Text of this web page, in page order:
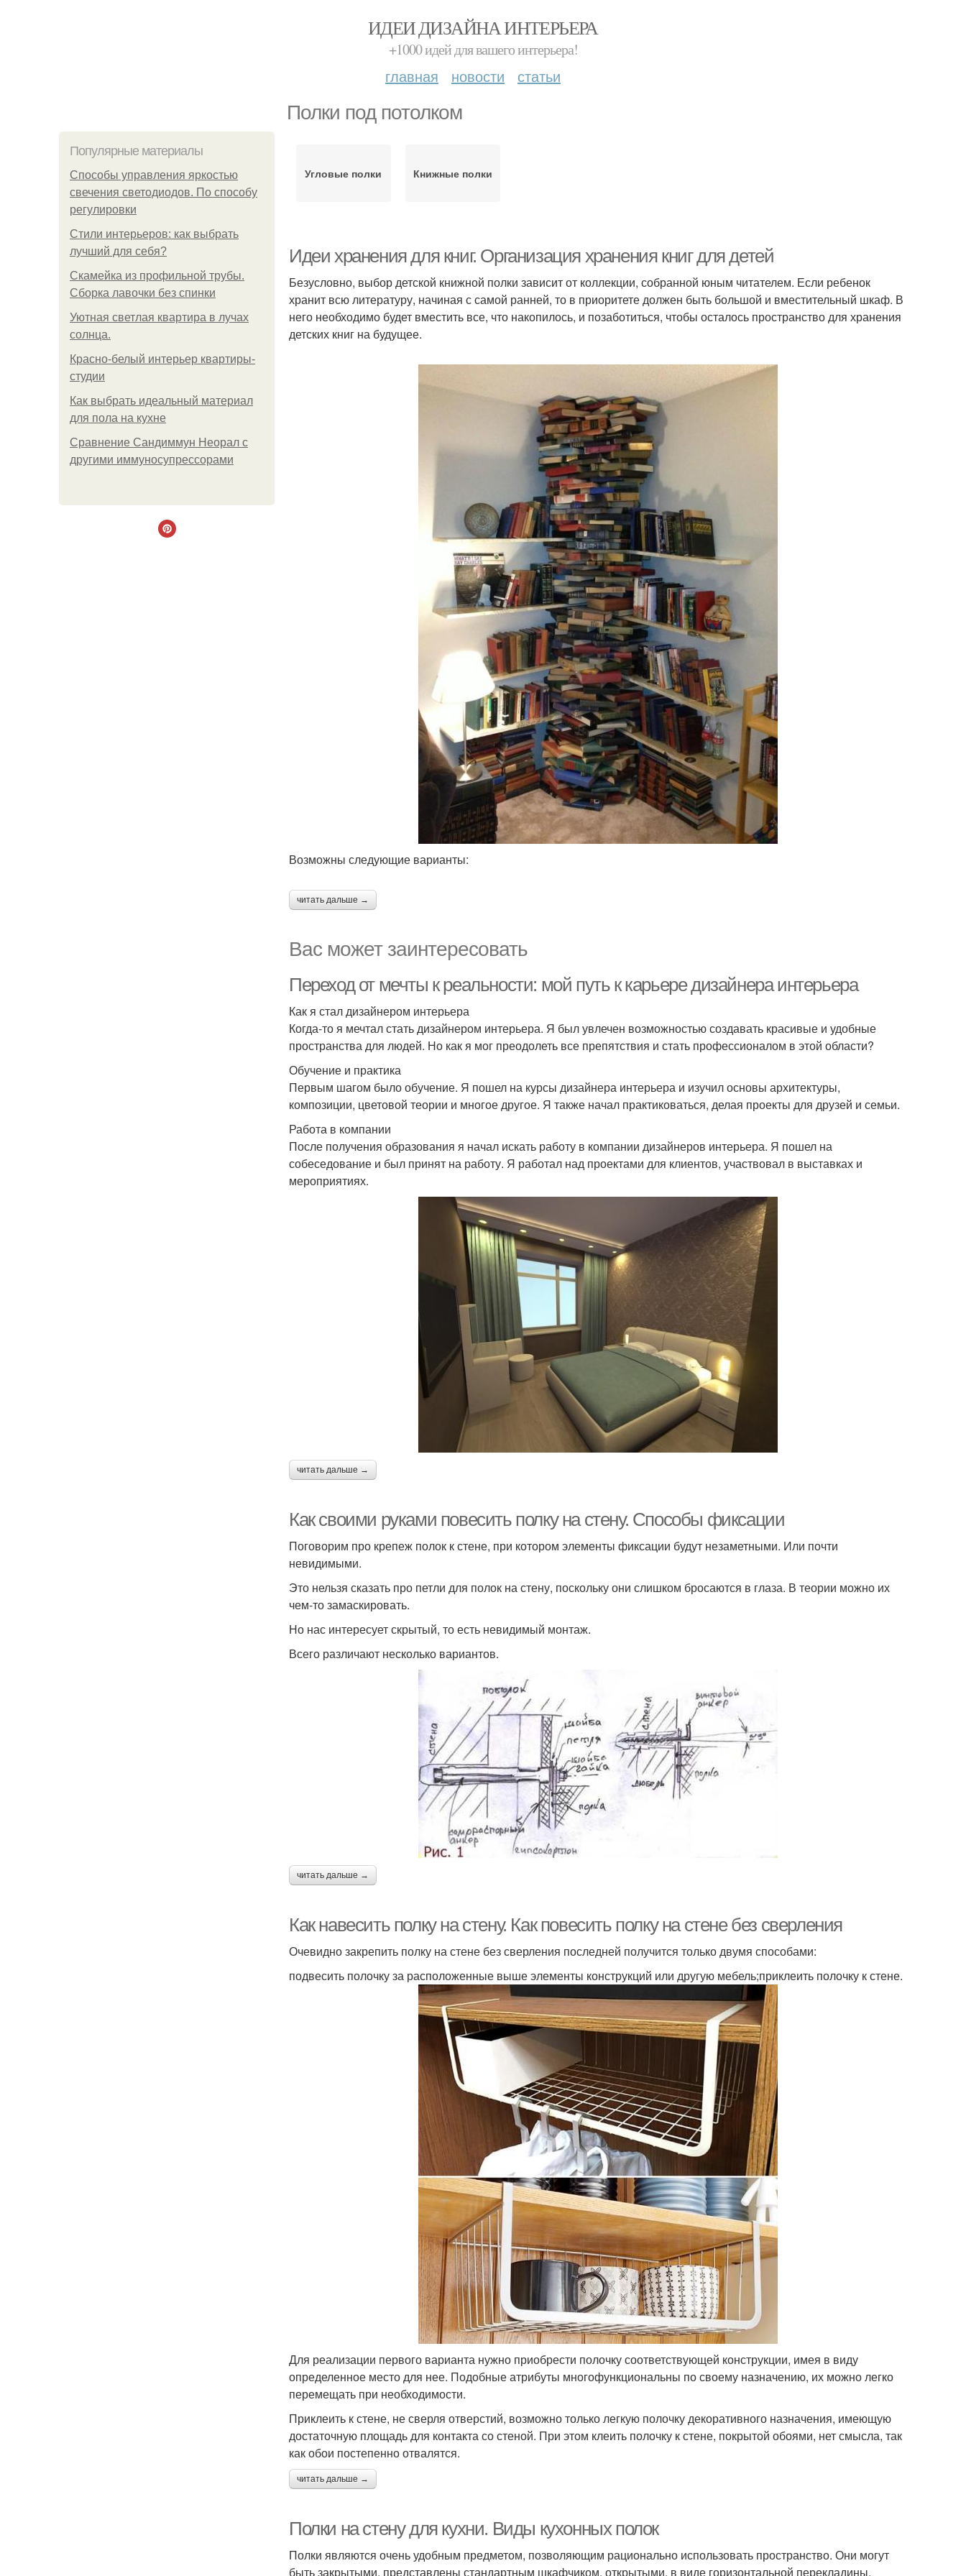
ИДЕИ ДИЗАЙНА ИНТЕРЬЕРА
+1000 идей для вашего интерьера!
главная новости статьи
Полки под потолком
Популярные материалы
Способы управления яркостью
свечения светодиодов. По способу
регулировки
Стили интерьеров: как выбрать
лучший для себя?
Скамейка из профильной трубы.
Сборка лавочки без спинки
Уютная светлая квартира в лучах
солнца.
Красно-белый интерьер квартиры-
студии
Как выбрать идеальный материал
для пола на кухне
Сравнение Сандиммун Неорал с
другими иммуносупрессорами
Угловые полки Книжные полки
Идеи хранения для книг. Организация хранения книг для детей
Безусловно, выбор детской книжной полки зависит от коллекции, собранной юным читателем. Если ребенок
хранит всю литературу, начиная с самой ранней, то в приоритете должен быть большой и вместительный шкаф. В
него необходимо будет вместить все, что накопилось, и позаботиться, чтобы осталось пространство для хранения
детских книг на будущее.
Возможны следующие варианты:
читать дальше →
Вас может заинтересовать
Переход от мечты к реальности: мой путь к карьере дизайнера интерьера
Как я стал дизайнером интерьера
Когда-то я мечтал стать дизайнером интерьера. Я был увлечен возможностью создавать красивые и удобные
пространства для людей. Но как я мог преодолеть все препятствия и стать профессионалом в этой области?
Обучение и практика
Первым шагом было обучение. Я пошел на курсы дизайнера интерьера и изучил основы архитектуры,
композиции, цветовой теории и многое другое. Я также начал практиковаться, делая проекты для друзей и семьи.
Работа в компании
После получения образования я начал искать работу в компании дизайнеров интерьера. Я пошел на
собеседование и был принят на работу. Я работал над проектами для клиентов, участвовал в выставках и
мероприятиях.
читать дальше →
Как своими руками повесить полку на стену. Способы фиксации
Поговорим про крепеж полок к стене, при котором элементы фиксации будут незаметными. Или почти
невидимыми.
Это нельзя сказать про петли для полок на стену, поскольку они слишком бросаются в глаза. В теории можно их
чем-то замаскировать.
Но нас интересует скрытый, то есть невидимый монтаж.
Всего различают несколько вариантов.
читать дальше →
Как навесить полку на стену. Как повесить полку на стене без сверления
Очевидно закрепить полку на стене без сверления последней получится только двумя способами:
подвесить полочку за расположенные выше элементы конструкций или другую мебель;приклеить полочку к стене.
Для реализации первого варианта нужно приобрести полочку соответствующей конструкции, имея в виду
определенное место для нее. Подобные атрибуты многофункциональны по своему назначению, их можно легко
перемещать при необходимости.
Приклеить к стене, не сверля отверстий, возможно только легкую полочку декоративного назначения, имеющую
достаточную площадь для контакта со стеной. При этом клеить полочку к стене, покрытой обоями, нет смысла, так
как обои постепенно отвалятся.
читать дальше →
Полки на стену для кухни. Виды кухонных полок
Полки являются очень удобным предметом, позволяющим рационально использовать пространство. Они могут
быть закрытыми, представлены стандартным шкафчиком, открытыми, в виде горизонтальной перекладины,